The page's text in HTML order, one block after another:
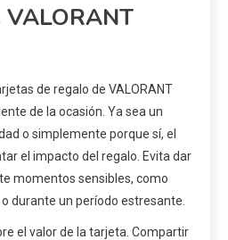
de regalo de VALORANT
de la ocasión. Ya sea un
o simplemente porque sí, el
el impacto del regalo. Evita dar
momentos sensibles, como
durante un período estresante.
el valor de la tarjeta. Compartir